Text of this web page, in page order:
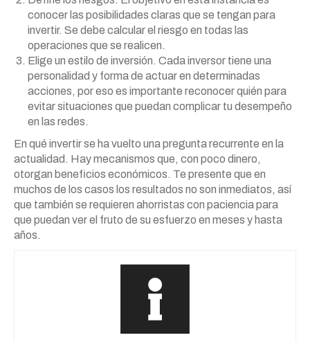
conocer las posibilidades claras que se tengan para
invertir. Se debe calcular el riesgo en todas las
operaciones que se realicen.
Elige un estilo de inversión. Cada inversor tiene una
personalidad y forma de actuar en determinadas
acciones, por eso es importante reconocer quién para
evitar situaciones que puedan complicar tu desempeño
en las redes.
En qué invertir se ha vuelto una pregunta recurrente en la
actualidad. Hay mecanismos que, con poco dinero,
otorgan beneficios económicos. Te presente que en
muchos de los casos los resultados no son inmediatos, así
que también se requieren ahorristas con paciencia para
que puedan ver el fruto de su esfuerzo en meses y hasta
años.